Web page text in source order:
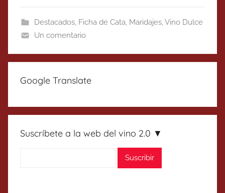
Destacados, Ficha de Cata, Maridajes,Vino Dulce
Un comentario
Google Translate
Suscríbete a la web del vino 2.0 ▼